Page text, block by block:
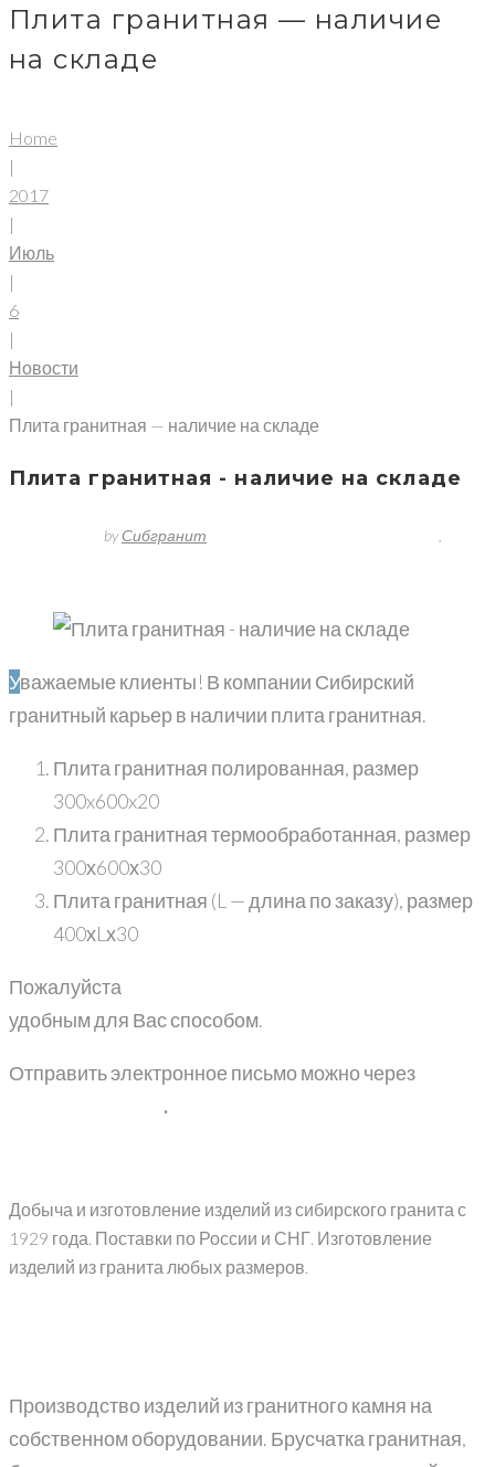
Плита гранитная — наличие
на складе
Home
|
2017
|
Июль
|
6
|
Новости
|
Плита гранитная — наличие на складе
Плита гранитная - наличие на складе
byСибгранит
Уважаемые клиенты! В компании Сибирский
гранитный карьер в наличии плита гранитная.
Плита гранитная полированная, размер
300x600x20
Плита гранитная термообработанная, размер
300х600х30
Плита гранитная (L — длина по заказу), размер
400хLх30
Пожалуйста
удобным для Вас способом.
Отправить электронное письмо можно через
.
Добыча и изготовление изделий из сибирского гранита с
1929 года. Поставки по России и СНГ. Изготовление
изделий из гранита любых размеров.
Производство изделий из гранитного камня на
собственном оборудовании. Брусчатка гранитная,